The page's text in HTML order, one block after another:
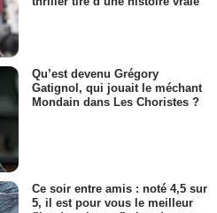
Qu’est devenu Grégory
Gatignol, qui jouait le méchant
Mondain dans Les Choristes ?
Ce soir entre amis : noté 4,5 sur
5, il est pour vous le meilleur